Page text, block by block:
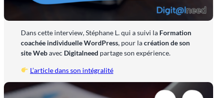
Dans cette interview, Stéphane L. qui a suivi la Formation
coachée individuelle WordPress, pour lacréation de son
site Webavec Digitalneed partage son expérience.
L’article dans son intégralité